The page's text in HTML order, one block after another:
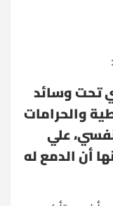
تحت وسائد
والحرامات
علي
أن الدمع له